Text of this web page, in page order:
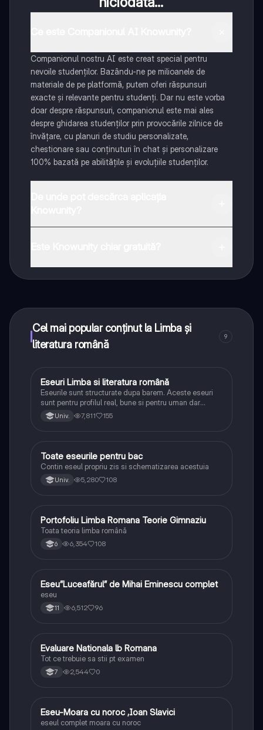
Companionul nostru AI este creat special pentru
nevoile studenților. Bazându-ne pe milioanele de
materiale de pe platformă, putem oferi răspunsuri
exacte și relevante pentru studenți. Dar nu este vorba
doar despre răspunsuri, companionul este mai ales
despre ghidarea studenților prin provocările zilnice de
învățare, cu planuri de studiu personalizate,
chestionare sau conținuturi în chat și personalizare
100% bazată pe abilitățile și evoluțiile studenților.
Cel mai popular conținut la Limba și
literatura română
9
Limba și literatura română
Eseuri Limba si literatura română
Eseurile sunt structurate dupa barem. Aceste eseuri
sunt pentru profilul real, bune si pentru uman dar
lipsesc relatiile dintre personaje si caracrerizarile.
Univ. 7,811 155
Limba și literatura română
Toate eseurile pentru bac
Contin eseul propriu zis si schematizarea acestuia
Univ. 5,280 108
Limba și literatura română
Portofoliu Limba Romana Teorie Gimnaziu
Toata teoria limba română
6 6,354 108
Limba și literatura română
Eseu”Luceafărul” de Mihai Eminescu complet
eseu
11 6,512 96
Limba și literatura română
Evaluare Nationala lb Romana
Tot ce trebuie sa stii pt examen
7 2,544 0
Limba și literatura română
Eseu-Moara cu noroc ,Ioan Slavici
eseul complet moara cu noroc